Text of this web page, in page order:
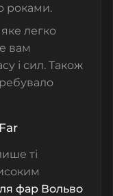
роками.
легко
вам
і сил. Також
ті
фар Вольво